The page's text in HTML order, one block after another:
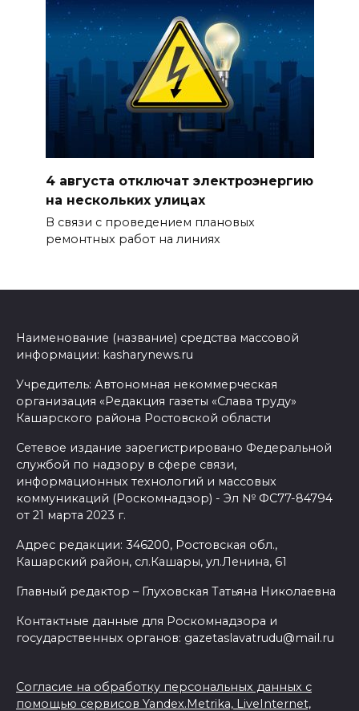
4 августа отключат электроэнергию
на нескольких улицах
В связи с проведением плановых
ремонтных работ на линиях
Наименование (название) средства массовой
информации: kasharynews.ru
Учредитель: Автономная некоммерческая
организация «Редакция газеты «Слава труду»
Кашарского района Ростовской области
Сетевое издание зарегистрировано Федеральной
службой по надзору в сфере связи,
информационных технологий и массовых
коммуникаций (Роскомнадзор) - Эл № ФС77-84794
от 21 марта 2023 г.
Адрес редакции: 346200, Ростовская обл.,
Кашарский район, сл.Кашары, ул.Ленина, 61
Главный редактор – Глуховская Татьяна Николаевна
Контактные данные для Роскомнадзора и
государственных органов: gazetaslavatrudu@mail.ru
Согласие на обработку персональных данных с
помощью сервисов Yandex.Metrika, LiveInternet,